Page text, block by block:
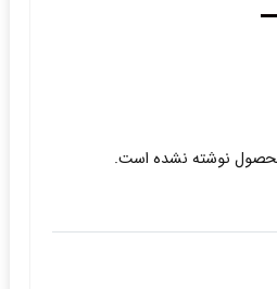
نوشته نشده است.